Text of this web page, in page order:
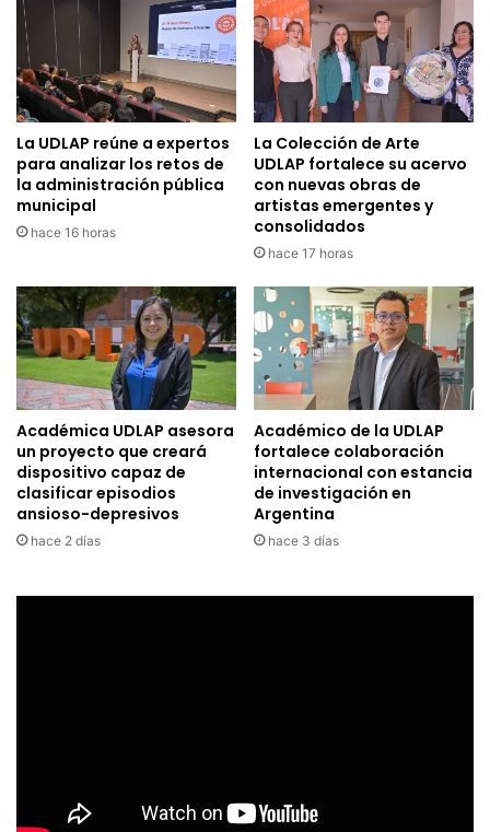
La UDLAP reúne a expertos
para analizar los retos de
la administración pública
municipal
hace 16 horas
La Colección de Arte
UDLAP fortalece su acervo
con nuevas obras de
artistas emergentes y
consolidados
hace 17 horas
Académica UDLAP asesora
un proyecto que creará
dispositivo capaz de
clasificar episodios
ansioso-depresivos
hace 2 días
Académico de la UDLAP
fortalece colaboración
internacional con estancia
de investigación en
Argentina
hace 3 días